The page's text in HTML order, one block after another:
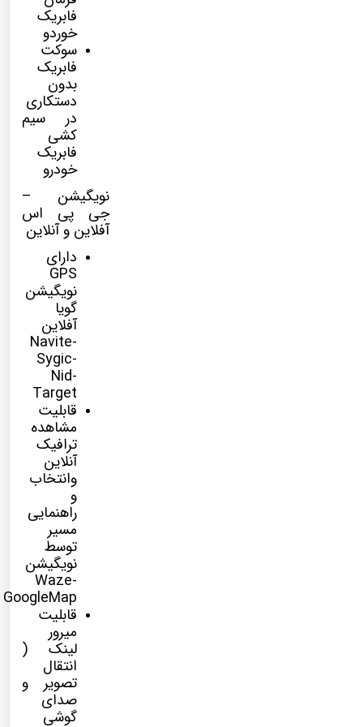
فابریک
خوردو
سوکت
فابریک
بدون
دستکاری
در سیم
کشی
فابریک
خودرو
نویگیشن –
جی پی اس
آفلاین و آنلاین
دارای
GPS
نویگیشن
گویا
آفلاین
Navite-
Sygic-
Nid-
Target
قابلیت
مشاهده
ترافیک
آنلاین
وانتخاب
و
راهنمایی
مسیر
توسط
نویگیشن
Waze-
GoogleMap
قابلیت
میرور
لینک (
انتقال
تصویر و
صدای
گوشی